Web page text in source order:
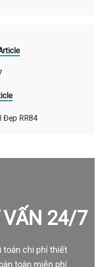
Đẹp RR84
VẤN 24/7
toán chi phí thiết
toàn miễn phí